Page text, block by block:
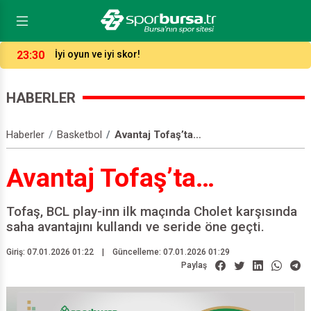
23:30 İyi oyun ve iyi skor!
HABERLER
Haberler Basketbol Avantaj Tofaş’ta…
Avantaj Tofaş’ta…
Tofaş, BCL play-inn ilk maçında Cholet karşısında
saha avantajını kullandı ve seride öne geçti.
Giriş: 07.01.2026 01:22 |
Güncelleme: 07.01.2026 01:29
Paylaş